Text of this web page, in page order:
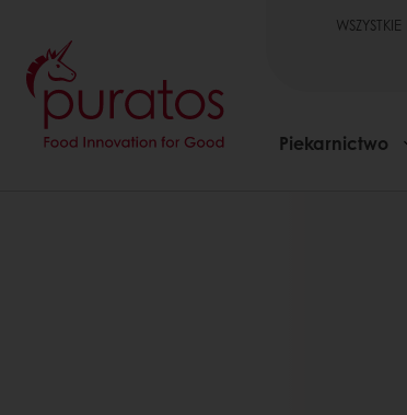
Piekarnictwo